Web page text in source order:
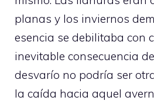
planas y los inviernos
esencia se debilitaba con
inevitable consecuencia
desvarío no podría ser
la caída hacia aquel